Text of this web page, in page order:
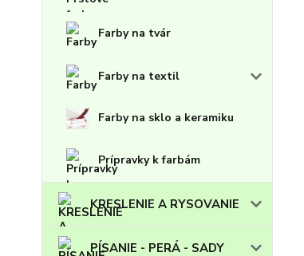
Farby na tvár
Farby na textil
Farby na sklo a keramiku
Prípravky k farbám
KRESLENIE A RYSOVANIE
PÍSANIE - PERÁ - SADY